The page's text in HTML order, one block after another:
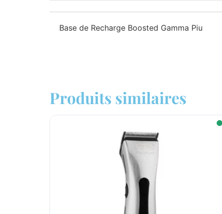
Base de Recharge Boosted Gamma Piu
Produits similaires